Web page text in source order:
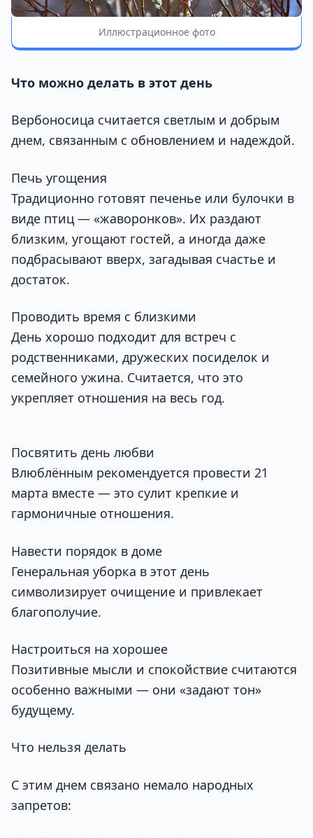
Иллюстрационное фото
Что можно делать в этот день
Вербоносица считается светлым и добрым
днем, связанным с обновлением и надеждой.
Печь угощения
Традиционно готовят печенье или булочки в
виде птиц — «жаворонков». Их раздают
близким, угощают гостей, а иногда даже
подбрасывают вверх, загадывая счастье и
достаток.
Проводить время с близкими
День хорошо подходит для встреч с
родственниками, дружеских посиделок и
семейного ужина. Считается, что это
укрепляет отношения на весь год.
Посвятить день любви
Влюблённым рекомендуется провести 21
марта вместе — это сулит крепкие и
гармоничные отношения.
Навести порядок в доме
Генеральная уборка в этот день
символизирует очищение и привлекает
благополучие.
Настроиться на хорошее
Позитивные мысли и спокойствие считаются
особенно важными — они «задают тон»
будущему.
Что нельзя делать
С этим днем связано немало народных
запретов: